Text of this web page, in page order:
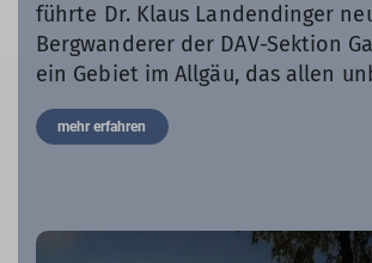
führte Dr. Klaus Landendinger
Bergwanderer der DAV-Sektion
ein Gebiet im Allgäu, das allen
mehr erfahren